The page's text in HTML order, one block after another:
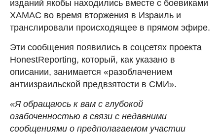
изданий якобы находились вместе с боевиками
ХАМАС во время вторжения в Израиль и
транслировали происходящее в прямом эфире.
Эти сообщения появились в соцсетях проекта
HonestReporting, который, как указано в
описании, занимается «разоблачением
антиизраильской предвзятости в СМИ».
«Я обращаюсь к вам с глубокой
озабоченностью в связи с недавними
сообщениями о предполагаемом участии